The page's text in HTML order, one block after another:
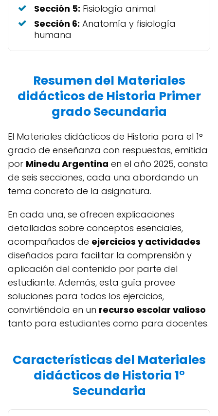
Sección 5: Fisiología animal
Sección 6: Anatomía y fisiología
humana
Resumen del Materiales
didácticos de Historia Primer
grado Secundaria
El Materiales didácticos de Historia para el 1°
grado de enseñanza con respuestas, emitida
por Minedu Argentina en el año 2025, consta
de seis secciones, cada una abordando un
tema concreto de la asignatura.
En cada una, se ofrecen explicaciones
detalladas sobre conceptos esenciales,
acompañados de ejercicios y actividades
diseñados para facilitar la comprensión y
aplicación del contenido por parte del
estudiante. Además, esta guía provee
soluciones para todos los ejercicios,
convirtiéndola en un recurso escolar valioso
tanto para estudiantes como para docentes.
Características del Materiales
didácticos de Historia 1°
Secundaria